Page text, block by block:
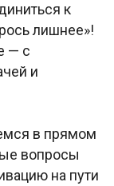
к
лишнее»!
— с
и
в прямом
вопросы
на пути